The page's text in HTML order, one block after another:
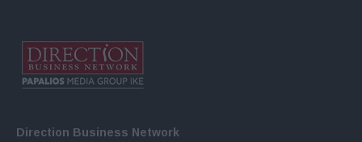
Direction Business Network